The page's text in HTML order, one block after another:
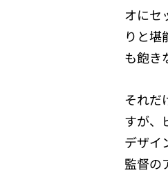
オにセ
りと堪
も飽き
それだ
すが、
デザイ
監督の